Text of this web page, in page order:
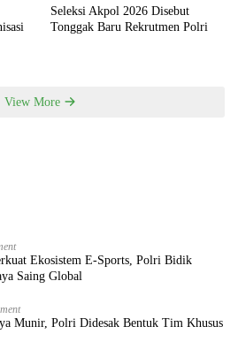
Seleksi Akpol 2026 Disebut
Tonggak Baru Rekrutmen Polri
View More
Ekosistem E-Sports, Polri Bidik
Saing Global
Munir, Polri Didesak Bentuk Tim Khusus